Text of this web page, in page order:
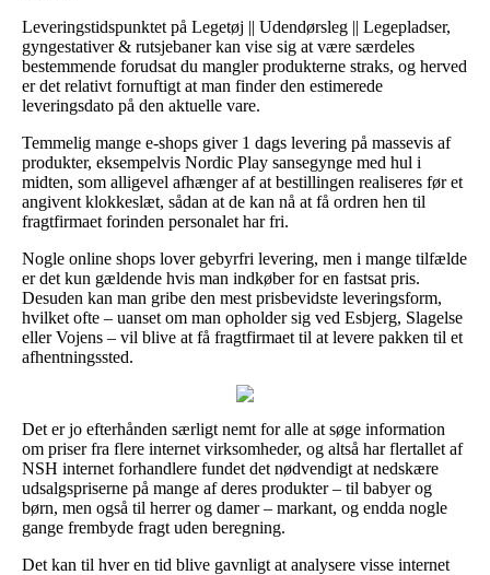
Leveringstidspunktet på Legetøj || Udendørsleg || Legepladser,
gyngestativer & rutsjebaner kan vise sig at være særdeles
bestemmende forudsat du mangler produkterne straks, og herved
er det relativt fornuftigt at man finder den estimerede
leveringsdato på den aktuelle vare.
Temmelig mange e-shops giver 1 dags levering på massevis af
produkter, eksempelvis Nordic Play sansegynge med hul i
midten, som alligevel afhænger af at bestillingen realiseres før et
angivent klokkeslæt, sådan at de kan nå at få ordren hen til
fragtfirmaet forinden personalet har fri.
Nogle online shops lover gebyrfri levering, men i mange tilfælde
er det kun gældende hvis man indkøber for en fastsat pris.
Desuden kan man gribe den mest prisbevidste leveringsform,
hvilket ofte – uanset om man opholder sig ved Esbjerg, Slagelse
eller Vojens – vil blive at få fragtfirmaet til at levere pakken til et
afhentningssted.
Det er jo efterhånden særligt nemt for alle at søge information
om priser fra flere internet virksomheder, og altså har flertallet af
NSH internet forhandlere fundet det nødvendigt at nedskære
udsalgspriserne på mange af deres produkter – til babyer og
børn, men også til herrer og damer – markant, og endda nogle
gange frembyde fragt uden beregning.
Det kan til hver en tid blive gavnligt at analysere visse internet